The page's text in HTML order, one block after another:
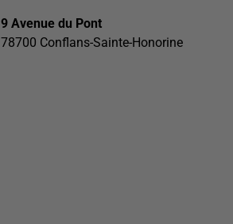
9 Avenue du Pont
78700 Conflans-Sainte-Honorine